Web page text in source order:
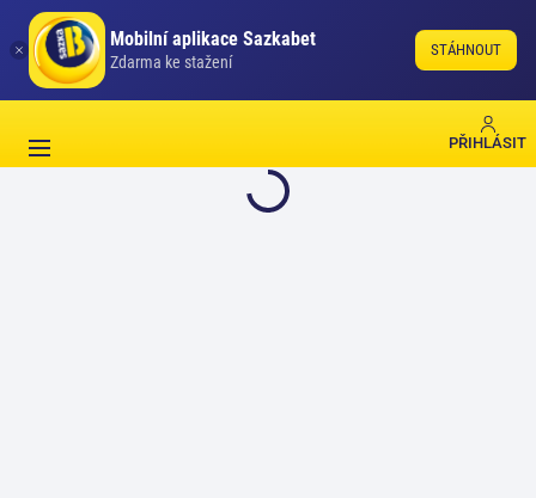
Mobilní aplikace Sazkabet
Zdarma ke stažení
STÁHNOUT
PŘIHLÁSIT